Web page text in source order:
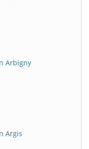
Arbigny
Argis